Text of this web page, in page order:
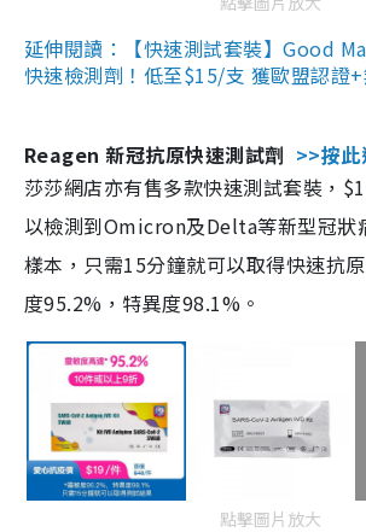
延伸閱讀：【快速測試套裝】Good
快速檢測劑！低至$15/支 獲歐盟認證
Reagen 新冠抗原快速測試劑 >>按
莎莎網店亦有售多款快速測試套裝，
以檢測到Omicron及Delta等新型冠狀
樣本，只需15分鐘就可以取得快速抗
度95.2%，特異度98.1%。
點擊圖片放大